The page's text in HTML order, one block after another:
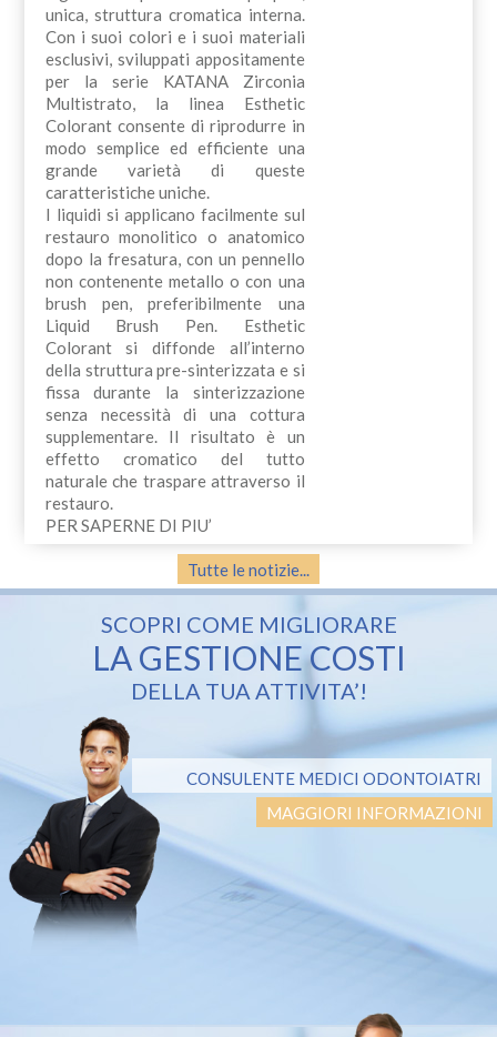
unica, struttura cromatica interna.
Con i suoi colori e i suoi materiali
esclusivi, sviluppati appositamente
per la serie KATANA Zirconia
Multistrato, la linea Esthetic
Colorant consente di riprodurre in
modo semplice ed efficiente una
grande varietà di queste
caratteristiche uniche.
I liquidi si applicano facilmente sul
restauro monolitico o anatomico
dopo la fresatura, con un pennello
non contenente metallo o con una
brush pen, preferibilmente una
Liquid Brush Pen. Esthetic
Colorant si diffonde all’interno
della struttura pre-sinterizzata e si
fissa durante la sinterizzazione
senza necessità di una cottura
supplementare. Il risultato è un
effetto cromatico del tutto
naturale che traspare attraverso il
restauro.
PER SAPERNE DI PIU’
Tutte le notizie...
SCOPRI COME MIGLIORARE
LA GESTIONE COSTI
DELLA TUA ATTIVITA’!
CONSULENTE MEDICI ODONTOIATRI
MAGGIORI INFORMAZIONI